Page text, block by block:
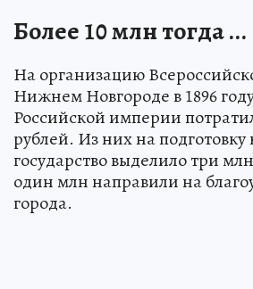
Более 10 млн тогда ...
На организацию
Нижнем Новгороде в 1896
Российской империи
рублей. Из них на
государство выделило три
один млн направили на
города.